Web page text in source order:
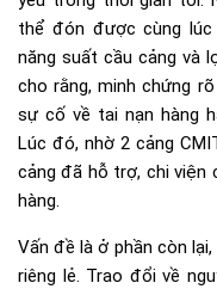
thể đón được cùng
năng suất cầu cảng và
cho rằng, minh chứng
sự cố về tai nạn hàng
Lúc đó, nhờ 2 cảng
cảng đã hỗ trợ, chi viện
hàng.
Vấn đề là ở phần còn
riêng lẻ. Trao đổi về